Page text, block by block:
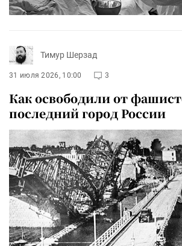
Тимур Шерзад
31 июля 2026, 10:00 3
Как освободили от
последний город России